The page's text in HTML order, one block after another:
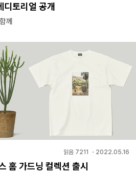
토리얼 공개
께
읽음 7211 ・ 2022.05.16
홈 가드닝 컬렉션 출시